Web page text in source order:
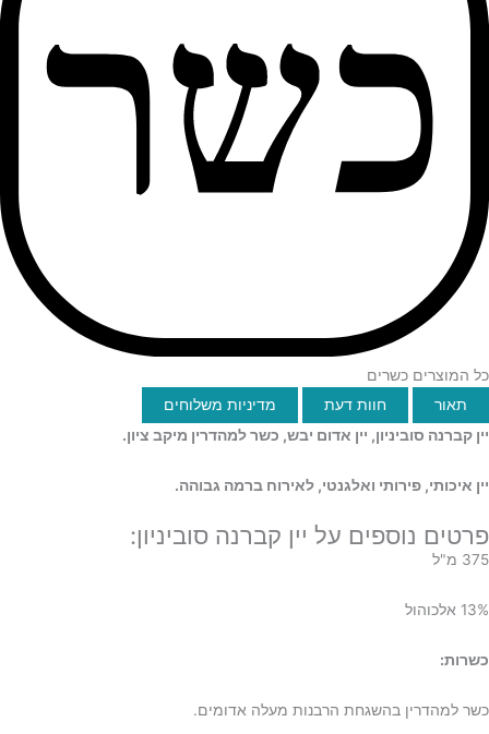
כל המוצרים כשרים
תאור
חוות דעת
מדיניות משלוחים
יין קברנה סוביניון, יין אדום יבש, כשר למהדרין מיקב ציון.
יין איכותי, פירותי ואלגנטי, לאירוח ברמה גבוהה.
פרטים נוספים על יין קברנה סוביניון:
375 מ"ל
13% אלכוהול
כשרות:
כשר למהדרין בהשגחת הרבנות מעלה אדומים.